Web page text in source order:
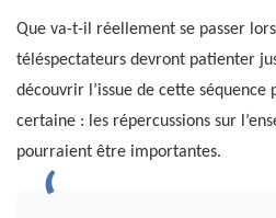
Que va-t-il réellement se passer
téléspectateurs devront patienter
découvrir l’issue de cette séquence
certaine : les répercussions sur
pourraient être importantes.